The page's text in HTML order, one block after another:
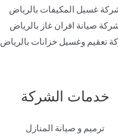
غسيل المكيفات بالرياض
صيانة افران غاز بالرياض
تعقيم وغسيل خزانات بالرياض
خدمات الشركة
ترميم و صيانة المنازل